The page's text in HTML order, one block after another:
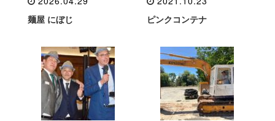
麺屋 にぼじ ピンクコンテナ